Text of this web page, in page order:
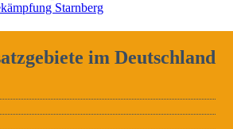
Starnberg
im Deutschland